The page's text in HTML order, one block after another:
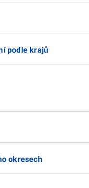
podle krajů
okresech